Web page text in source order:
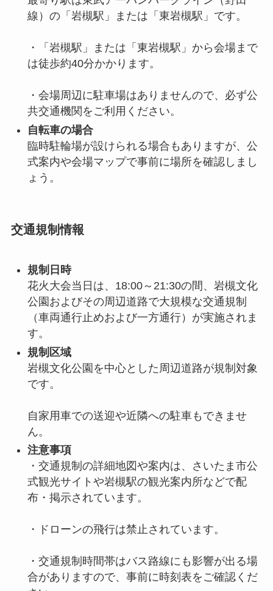
線）の「岩槻駅」または「東岩槻駅」です。
・「岩槻駅」または「東岩槻駅」から会場まで
は徒歩約40分かかります。
・会場周辺に駐車場はありませんので、必ず公
共交通機関をご利用ください。
自転車の場合
臨時駐輪場が設けられる場合もありますが、公
式案内や会場マップで事前に場所を確認しまし
ょう。
交通規制情報
規制日時
花火大会当日は、18:00～21:30の間、岩槻文化
公園およびその周辺道路で大規模な交通規制
（車両通行止めおよび一方通行）が実施されま
す。
規制区域
岩槻文化公園を中心とした周辺道路が規制対象
です。
自家用車での送迎や近隣への駐車もできませ
ん。
注意事項
・交通規制の詳細地図や案内は、さいたま市公
式観光サイトや岩槻駅の観光案内所などで配
布・掲示されています。
・ドローンの飛行は禁止されています。
・交通規制時間帯はバス路線にも影響が出る場
合がありますので、事前に時刻表をご確認くだ